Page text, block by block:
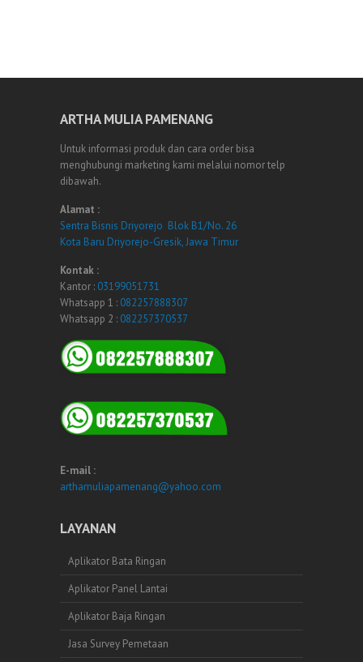
ARTHA MULIA PAMENANG
Untuk informasi produk dan cara order bisa
menghubungi marketing kami melalui nomor telp
dibawah.
Alamat :
Sentra Bisnis Driyorejo Blok B1/No. 26
Kota Baru Driyorejo-Gresik, Jawa Timur
Kontak :
Kantor : 03199051731
Whatsapp 1 : 082257888307
Whatsapp 2 : 082257370537
E-mail :
arthamuliapamenang@yahoo.com
LAYANAN
Aplikator Bata Ringan
Aplikator Panel Lantai
Aplikator Baja Ringan
Jasa Survey Pemetaan